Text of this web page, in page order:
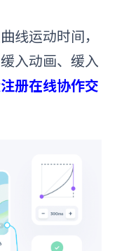
线运动时间，
入动画、缓入
册在线协作交